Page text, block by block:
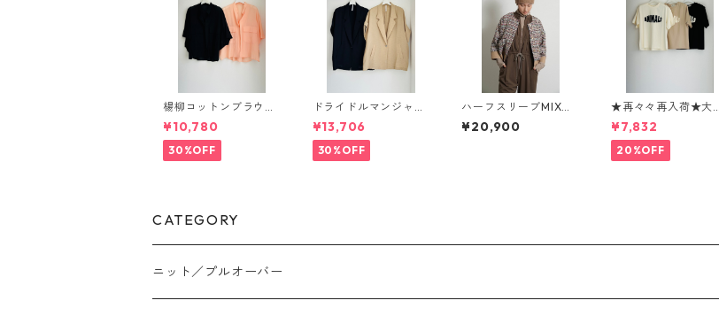
楊柳コットンブラウス
626464 PASSIONE
¥10,780
30%OFF
ドライドルマンジャケ
ット 80268317 dignit
ecollier
¥13,706
30%OFF
ハーフスリーブMIXツ
イードJK 604483 cy
antokyo 2603 b -00
¥20,900
★再々々再入荷★大人
気★animalロゴTシャ
ツ 1260104 seven da
ys
¥7,832
20%OFF
CATEGORY
ニット／プルオーバー